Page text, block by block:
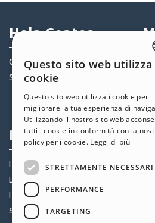
Help Center
Community
Siti Utenti
Profilo
I miei post
Le mie Licenze
I miei Download
Spazio Web
Questo sito web utilizza
cookie
Questo sito web utilizza i cookie per
migliorare la tua esperienza di
Utilizzando il nostro sito web
tutti i cookie in conformità con la
policy per i cookie. Leggi di più
STRETTAMENTE NECESSARI
PERFORMANCE
TARGETING